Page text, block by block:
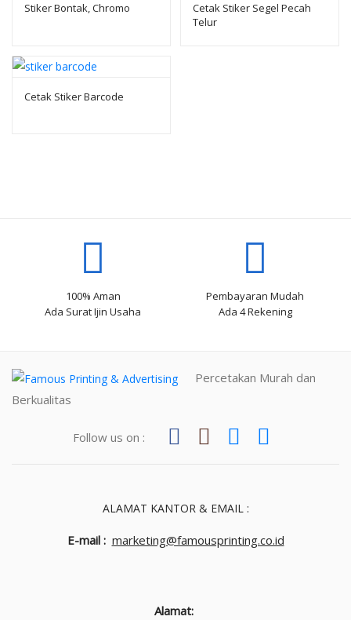
Stiker Bontak, Chromo
Cetak Stiker Segel Pecah
Telur
Cetak Stiker Barcode
100% Aman
Ada Surat Ijin Usaha
Pembayaran Mudah
Ada 4 Rekening
Percetakan Murah dan
Berkualitas
Follow us on :
ALAMAT KANTOR & EMAIL :
E-mail : marketing@famousprinting.co.id
Alamat: